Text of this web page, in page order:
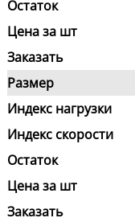
Остаток
Цена за шт
Заказать
Размер
Индекс нагрузки
Индекс скорости
Остаток
Цена за шт
Заказать